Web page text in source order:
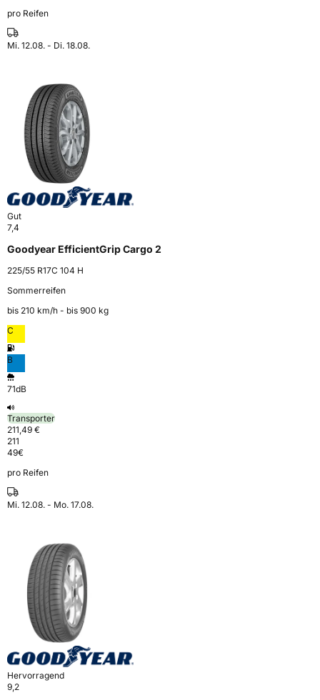
pro Reifen
Mi. 12.08. - Di. 18.08.
Gut
7,4
Goodyear EfficientGrip Cargo 2
225/55 R17C 104 H
Sommerreifen
bis 210 km⁠/⁠h - bis 900 kg
C
B
71dB
Transporter
211,49 €
211
49€
pro Reifen
Mi. 12.08. - Mo. 17.08.
Hervorragend
9,2